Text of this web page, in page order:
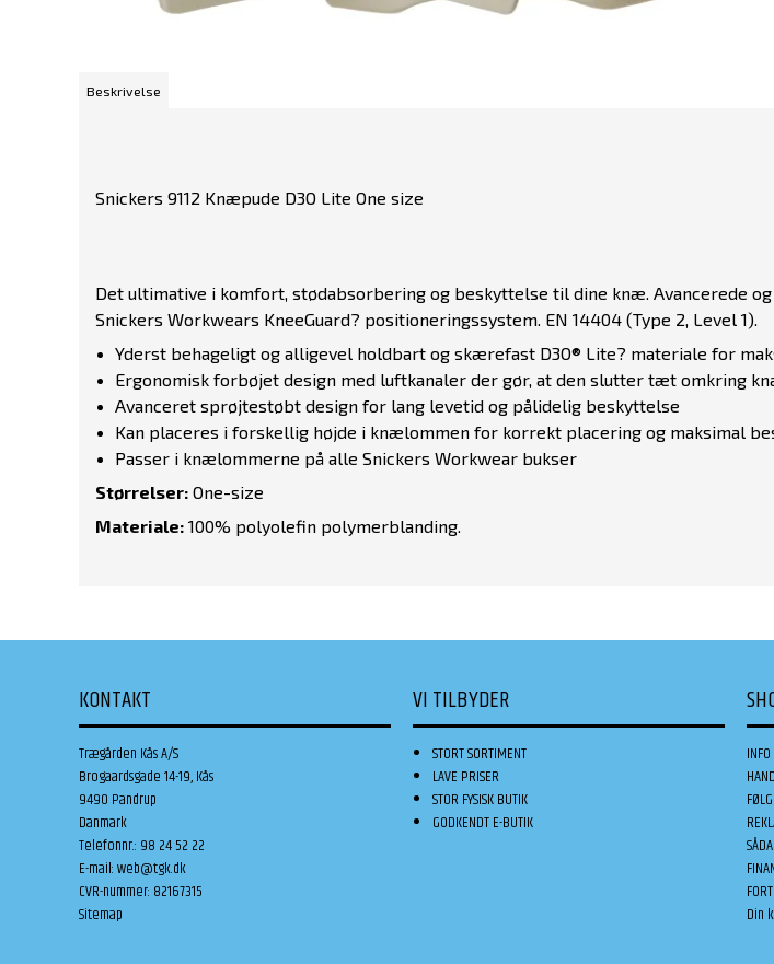
Beskrivelse
Snickers 9112 Knæpude D3O Lite One size
Det ultimative i komfort, stødabsorbering og beskyttelse til dine knæ. Avancerede
Snickers Workwears KneeGuard? positioneringssystem. EN 14404 (Type 2, Level 1).
Yderst behageligt og alligevel holdbart og skærefast D3O® Lite? materiale for
Ergonomisk forbøjet design med luftkanaler der gør, at den slutter tæt omkring
Avanceret sprøjtestøbt design for lang levetid og pålidelig beskyttelse
Kan placeres i forskellig højde i knælommen for korrekt placering og maksimal
Passer i knælommerne på alle Snickers Workwear bukser
Størrelser: One-size
Materiale: 100% polyolefin polymerblanding.
KONTAKT
Trægården Kås A/S
Brogaardsgade 14-19, Kås
9490 Pandrup
Danmark
Telefonnr.: 98 24 52 22
E-mail:web@tgk.dk
CVR-nummer: 82167315
Sitemap
VI TILBYDER
STORT SORTIMENT
LAVE PRISER
STOR FYSISK BUTIK
GODKENDT E-BUTIK
Din